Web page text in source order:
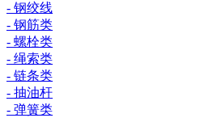
- 钢绞线
- 钢筋类
- 螺栓类
- 绳索类
- 链条类
- 抽油杆
- 弹簧类